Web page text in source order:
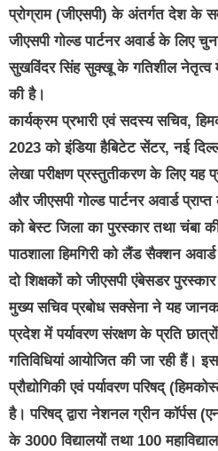
प्रोग्राम (जीएसपी) के अंतर्गत देश के
जीएसपी गोल्ड पार्टनर अवार्ड के लिए
सुखविंदर सिंह सुक्खू के गतिशील नेतृत्व
की है।
कार्यक्रम प्रभारी एवं सदस्य सचिव,
2023 को इंडिया हैबिटेट सेंटर, नई
लेखा परीक्षण प्रस्तुतीकरण के लिए यह
और जीएसपी गोल्ड पार्टनर अवार्ड
को बेस्ट जिला का पुरस्कार तथा चंबा
पाठशाला हिमगिरी को लैंड सैक्शन
दो शिक्षकों को जीएसपी एंबेसडर
मुख्य सचिव प्रबोध सक्सेना ने यह
प्रदेश में पर्यावरण संरक्षण के प्रति
गतिविधियां आयोजित की जा रही हैं।
प्रौद्योगिकी एवं पर्यावरण परिषद्
है। परिषद् द्वारा नेशनल ग्रीन कॉर्पस
के 3000 विद्यालयों तथा 100